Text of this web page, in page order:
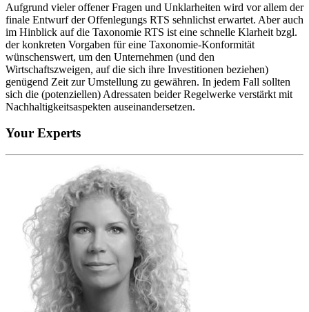
Aufgrund vieler offener Fragen und Unklarheiten wird vor allem der
finale Entwurf der Offenlegungs RTS sehnlichst erwartet. Aber auch
im Hinblick auf die Taxonomie RTS ist eine schnelle Klarheit bzgl.
der konkreten Vorgaben für eine Taxonomie-Konformität
wünschenswert, um den Unternehmen (und den
Wirtschaftszweigen, auf die sich ihre Investitionen beziehen)
genügend Zeit zur Umstellung zu gewähren. In jedem Fall sollten
sich die (potenziellen) Adressaten beider Regelwerke verstärkt mit
Nachhaltigkeitsaspekten auseinandersetzen.
Your Experts